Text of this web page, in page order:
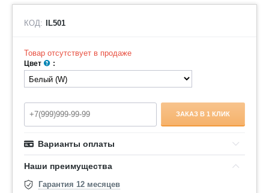
КОД: IL501
Товар отсутствует в продаже
Цвет :
ЗАКАЗ В 1 КЛИК
Варианты оплаты
Наши преимущества
Гарантия 12 месяцев